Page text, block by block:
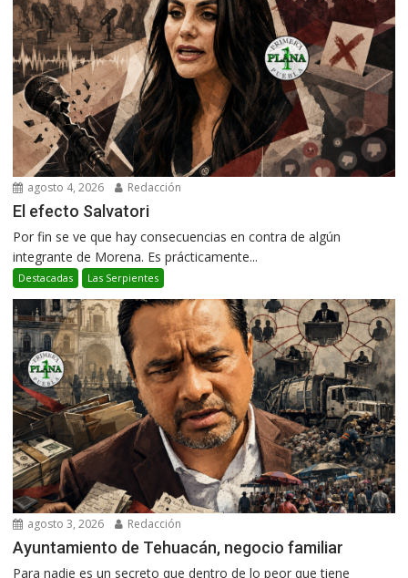
agosto 4, 2026 Redacción
El efecto Salvatori
Por fin se ve que hay consecuencias en contra de algún
integrante de Morena. Es prácticamente...
Destacadas Las Serpientes
agosto 3, 2026 Redacción
Ayuntamiento de Tehuacán, negocio familiar
Para nadie es un secreto que dentro de lo peor que tiene